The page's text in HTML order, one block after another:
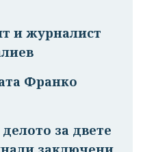
и журналист
Франко
за двете